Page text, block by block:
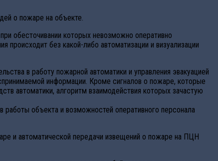
о пожаре на объекте.
обесточивании которых невозможно оперативно
без какой-либо автоматизации и визуализации
в работу пожарной автоматики и управления эвакуацией
информации. Кроме сигналов о пожаре, которые
автоматики, алгоритм взаимодействия которых зачастую
объекта и возможностей оперативного персонала
и автоматической передачи извещений о пожаре на ПЦН